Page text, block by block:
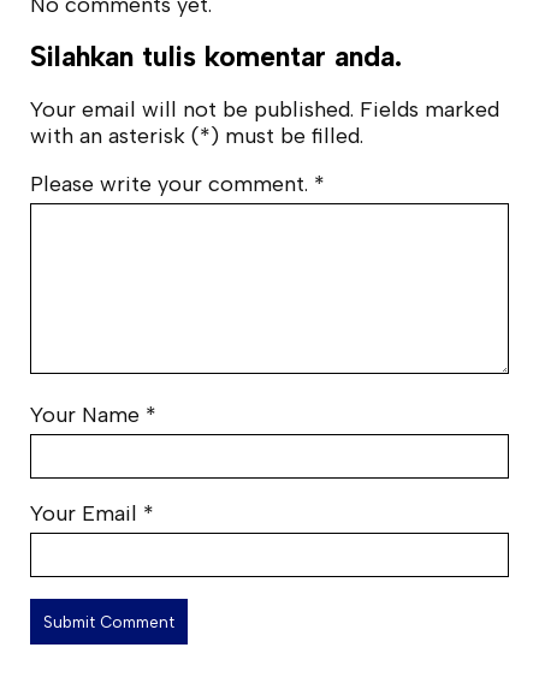
Silahkan tulis komentar anda.
Your email will not be published. Fields marked
with an asterisk (*) must be filled.
Please write your comment. *
Your Name *
Your Email *